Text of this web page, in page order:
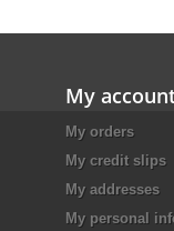
My
My orders
My credit slips
My addresses
My personal